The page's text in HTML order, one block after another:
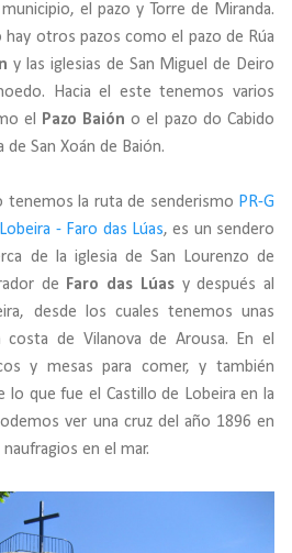
el pazo y Torre de Miranda.
hay otros pazos como el pazo de Rúa
y las iglesias de San Miguel de Deiro
Hacia el este tenemos varios
el
Pazo Baión o el pazo do Cabido
de San Xoán de Baión.
tenemos la ruta de senderismo PR-G
- Faro das Lúas, es un sendero
de la iglesia de San Lourenzo de
de
Faro das Lúasy después al
desde los cuales tenemos unas
costa de Vilanova de Arousa. En el
y mesas para comer, y también
lo que fue el Castillo de Lobeira en la
ver una cruz del año 1896 en
en el mar.